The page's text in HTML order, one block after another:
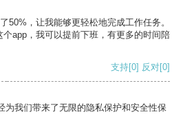
50%，让我能够更轻松地完成工作任务。
app，我可以提前下班，有更多的时间陪
支持[0] 反对[0]
为我们带来了无限的隐私保护和安全性保